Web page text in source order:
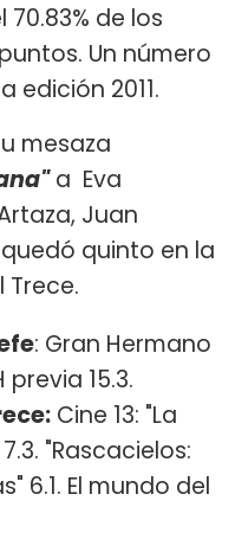
de los
Un número
edición 2011.
mesaza
a Eva
Juan
quinto en la
Trece.
: Gran Hermano
previa 15.3.
Cine 13: "La
"Rascacielos:
6.1. El mundo del